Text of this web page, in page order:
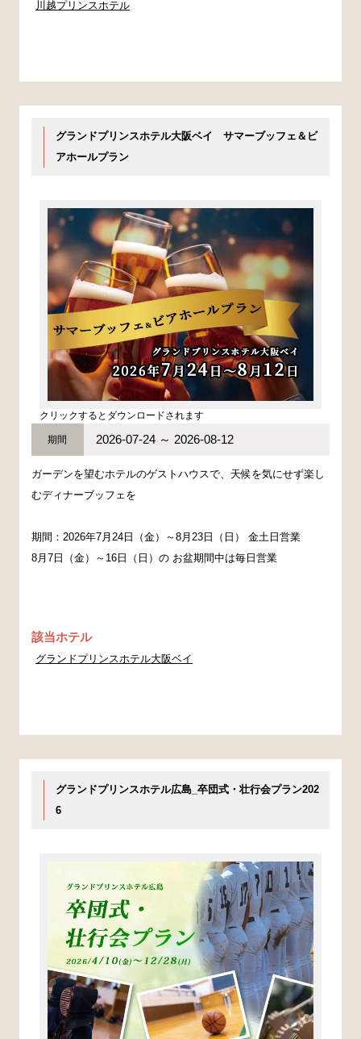
川越プリンスホテル
グランドプリンスホテル大阪ベイ サマーブッフェ＆ビ
アホールプラン
クリックするとダウンロードされます
期間 2026-07-24 ～ 2026-08-12
ガーデンを望むホテルのゲストハウスで、天候を気にせず楽し
むディナーブッフェを
期間：2026年7月24日（金）～8月23日（日） 金土日営業
8月7日（金）～16日（日）の お盆期間中は毎日営業
該当ホテル
グランドプリンスホテル大阪ベイ
グランドプリンスホテル広島_卒団式・壮行会プラン202
6